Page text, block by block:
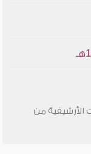
الأرشيفية من